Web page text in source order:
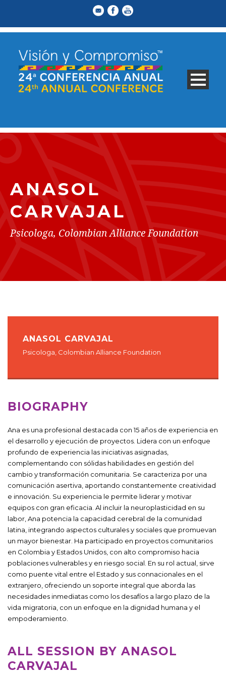
ANASOL
CARVAJAL
Psicologa, Colombian Alliance Foundation
ANASOL CARVAJAL
Psicologa, Colombian Alliance Foundation
BIOGRAPHY
Ana es una profesional destacada con 15 años de experiencia en
el desarrollo y ejecución de proyectos. Lidera con un enfoque
profundo de experiencia las iniciativas asignadas,
complementando con sólidas habilidades en gestión del
cambio y transformación comunitaria. Se caracteriza por una
comunicación asertiva, aportando constantemente creatividad
e innovación. Su experiencia le permite liderar y motivar
equipos con gran eficacia. Al incluir la neuroplasticidad en su
labor, Ana potencia la capacidad cerebral de la comunidad
latina, integrando aspectos culturales y sociales que promuevan
un mayor bienestar. Ha participado en proyectos comunitarios
en Colombia y Estados Unidos, con alto compromiso hacia
poblaciones vulnerables y en riesgo social. En su rol actual, sirve
como puente vital entre el Estado y sus connacionales en el
extranjero, ofreciendo un soporte integral que aborda las
necesidades inmediatas como los desafíos a largo plazo de la
vida migratoria, con un enfoque en la dignidad humana y el
empoderamiento.
ALL SESSION BY ANASOL
CARVAJAL